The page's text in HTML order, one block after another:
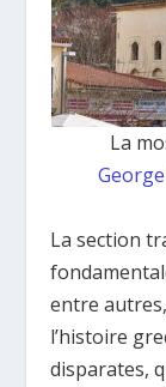
La
La section
entre
l’histoire
disparates,